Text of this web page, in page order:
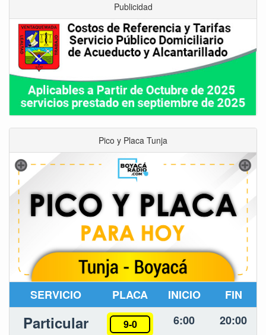
Publicidad
Pico y Placa Tunja
SERVICIO PLACA INICIO FIN
Particular 9-0 6:00 20:00